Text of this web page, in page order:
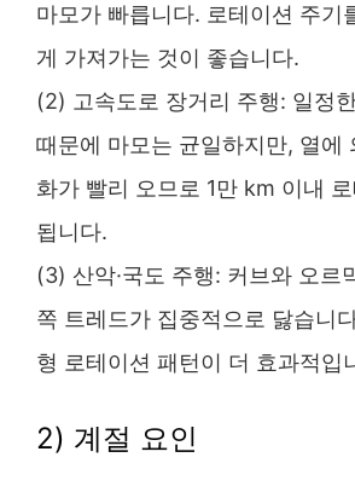
마모가 빠릅니다. 로테이션 주기
게 가져가는 것이 좋습니다.
(2) 고속도로 장거리 주행: 일정
때문에 마모는 균일하지만, 열에
화가 빨리 오므로 1만 km 이내
됩니다.
(3) 산악·국도 주행: 커브와 오르
쪽 트레드가 집중적으로 닳습니
형 로테이션 패턴이 더 효과적입
2) 계절 요인